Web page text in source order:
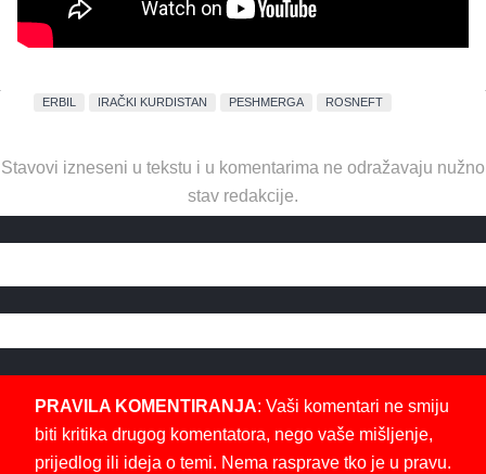
ERBIL IRAČKI KURDISTAN PESHMERGA ROSNEFT
Stavovi izneseni u tekstu i u komentarima ne odražavaju nužno
stav redakcije.
PRAVILA KOMENTIRANJA: Vaši komentari ne smiju
biti kritika drugog komentatora, nego vaše mišljenje,
prijedlog ili ideja o temi. Nema rasprave tko je u pravu.